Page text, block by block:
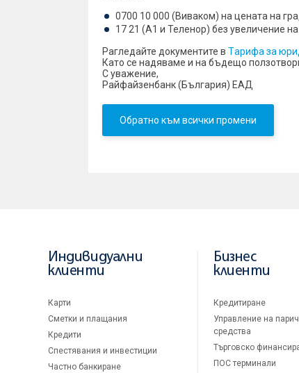
0700 10 000 (Виваком) на цената на
17 21 (А1 и Теленор) без увеличение
Рагледайте документите в Тaрифа за
Като се надяваме и на бъдещо
С уважение,
Райфайзенбанк (България) ЕАД
Обратно към всички промени
Индивидуални
клиенти
Карти
Сметки и плащания
Кредити
Спестявания и инвестиции
Частно банкиране
Бизнес
клиенти
Кредитиране
Управление на
средства
Търговско
ПОС терминали